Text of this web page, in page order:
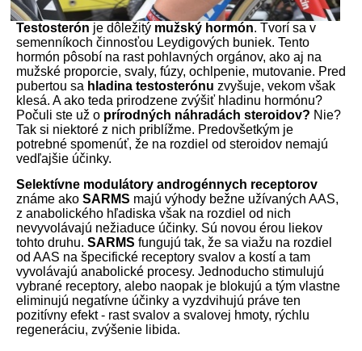
Testosterón je dôležitý mužský hormón. Tvorí sa v
semenníkoch činnosťou Leydigových buniek. Tento
hormón pôsobí na rast pohlavných orgánov, ako aj na
mužské proporcie, svaly, fúzy, ochlpenie, mutovanie. Pred
pubertou sa hladina testosterónu zvyšuje, vekom však
klesá. A ako teda prirodzene zvýšiť hladinu hormónu?
Počuli ste už o prírodných náhradách steroidov? Nie?
Tak si niektoré z nich priblížme. Predovšetkým je
potrebné spomenúť, že na rozdiel od steroidov nemajú
vedľajšie účinky.
Selektívne modulátory androgénnych receptorov
známe ako SARMS majú výhody bežne užívaných AAS,
z anabolického hľadiska však na rozdiel od nich
nevyvolávajú nežiaduce účinky. Sú novou érou liekov
tohto druhu. SARMS fungujú tak, že sa viažu na rozdiel
od AAS na špecifické receptory svalov a kostí a tam
vyvolávajú anabolické procesy. Jednoducho stimulujú
vybrané receptory, alebo naopak je blokujú a tým vlastne
eliminujú negatívne účinky a vyzdvihujú práve ten
pozitívny efekt - rast svalov a svalovej hmoty, rýchlu
regeneráciu, zvýšenie libida.